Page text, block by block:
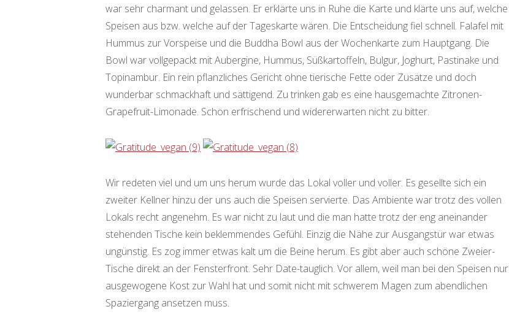
war sehr charmant und gelassen. Er erklärte uns in Ruhe die Karte und klärte uns auf, welche
Speisen aus bzw. welche auf der Tageskarte wären. Die Entscheidung fiel schnell. Falafel mit
Hummus zur Vorspeise und die Buddha Bowl aus der Wochenkarte zum Hauptgang. Die
Bowl war vollgepackt mit Aubergine, Hummus, Süßkartoffeln, Bulgur, Joghurt, Pastinake und
Topinambur. Ein rein pflanzliches Gericht ohne tierische Fette oder Zusätze und doch
wunderbar schmackhaft und sättigend. Zu trinken gab es eine hausgemachte Zitronen-
Grapefruit-Limonade. Schön erfrischend und widererwarten nicht zu bitter.
Wir redeten viel und um uns herum wurde das Lokal voller und voller. Es gesellte sich ein
zweiter Kellner hinzu der uns auch die Speisen servierte. Das Ambiente war trotz des vollen
Lokals recht angenehm. Es war nicht zu laut und die man hatte trotz der eng aneinander
stehenden Tische kein beklemmendes Gefühl. Einzig die Nähe zur Ausgangstür war etwas
ungünstig. Es zog immer etwas kalt um die Beine herum. Es gibt aber auch schöne Zweier-
Tische direkt an der Fensterfront. Sehr Date-tauglich. Vor allem, weil man bei den Speisen nur
ausgewogene Kost zur Wahl hat und somit nicht mit schwerem Magen zum abendlichen
Spaziergang ansetzen muss.